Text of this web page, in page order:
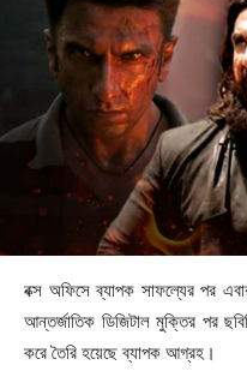
বক্স অফিসে ব্যাপক সাফল্যের পর
আন্তর্জাতিক ডিজিটাল মুক্তির পর
করে তৈরি হয়েছে ব্যাপক আগ্রহ।